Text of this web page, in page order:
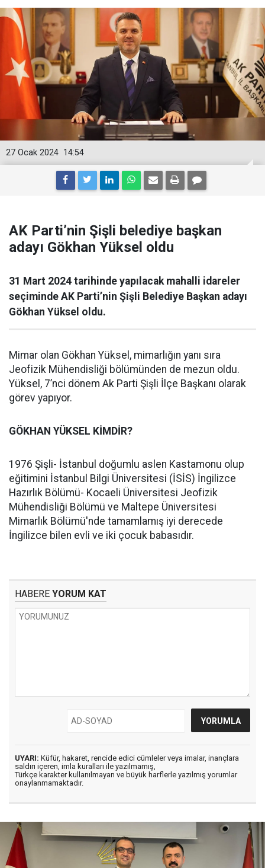
14:54
27 Ocak 2024
AK Parti’nin Şişli belediye başkan
adayı Gökhan Yüksel oldu
31 Mart 2024 tarihinde yapılacak mahalli idareler
seçiminde AK Parti’nin Şişli Belediye Başkan adayı
Gökhan Yüksel oldu.
Mimar olan Gökhan Yüksel, mimarlığın yanı sıra
Jeofizik Mühendisliği bölümünden de mezun oldu.
Yüksel, 7’nci dönem Ak Parti Şişli İlçe Başkanı olarak
görev yapıyor.
GÖKHAN YÜKSEL KİMDİR?
1976 Şişli- İstanbul doğumlu aslen Kastamonu olup
eğitimini İstanbul Bilgi Üniversitesi (İSİS) İngilizce
Hazırlık Bölümü- Kocaeli Üniversitesi Jeofizik
Mühendisliği Bölümü ve Maltepe Üniversitesi
Mimarlık Bölümü'nde tamamlamış iyi derecede
İngilizce bilen evli ve iki çocuk babasıdır.
HABERE YORUM KAT
UYARI: Küfür, hakaret, rencide edici cümleler veya imalar, inançlara
saldırı içeren, imla kuralları ile yazılmamış,
Türkçe karakter kullanılmayan ve büyük harflerle yazılmış yorumlar
onaylanmamaktadır.